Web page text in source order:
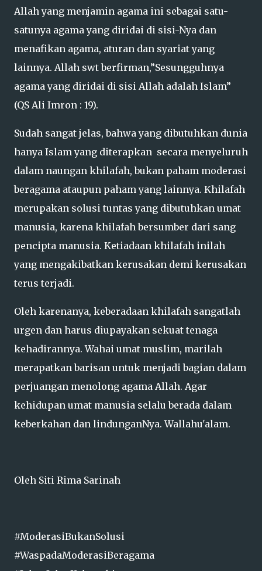
Allah yang menjamin agama ini sebagai satu-
satunya agama yang diridai di sisi-Nya dan
menafikan agama, aturan dan syariat yang
lainnya. Allah swt berfirman,”Sesungguhnya
agama yang diridai di sisi Allah adalah Islam”
(QS Ali Imron : 19).
Sudah sangat jelas, bahwa yang dibutuhkan dunia
hanya Islam yang diterapkan secara menyeluruh
dalam naungan khilafah, bukan paham moderasi
beragama ataupun paham yang lainnya. Khilafah
merupakan solusi tuntas yang dibutuhkan umat
manusia, karena khilafah bersumber dari sang
pencipta manusia. Ketiadaan khilafah inilah
yang mengakibatkan kerusakan demi kerusakan
terus terjadi.
Oleh karenanya, keberadaan khilafah sangatlah
urgen dan harus diupayakan sekuat tenaga
kehadirannya. Wahai umat muslim, marilah
merapatkan barisan untuk menjadi bagian dalam
perjuangan menolong agama Allah. Agar
kehidupan umat manusia selalu berada dalam
keberkahan dan lindunganNya. Wallahu'alam.
Oleh Siti Rima Sarinah
#ModerasiBukanSolusi
#WaspadaModerasiBeragama